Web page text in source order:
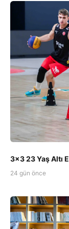
3x3 23 Yaş Altı
24 gün önce